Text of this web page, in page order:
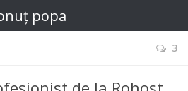
popa
3